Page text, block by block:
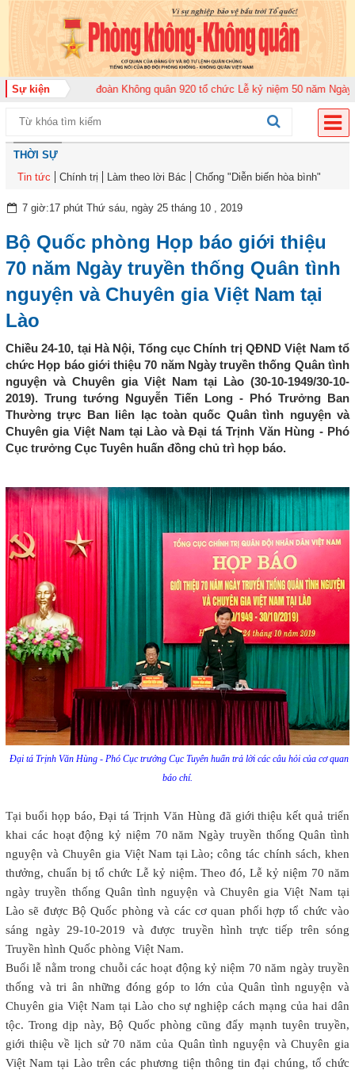
Sự kiện
2026 Trung đoàn Không quân 920 tổ chức Lễ kỷ niệm 50 năm Ngày
THỜI SỰ
Tin tức
Chính trị Làm theo lời Bác Chống "Diễn biến hòa bình"
7 giờ:17 phút Thứ sáu, ngày 25 tháng 10 , 2019
Bộ Quốc phòng Họp báo giới thiệu
70 năm Ngày truyền thống Quân tình
nguyện và Chuyên gia Việt Nam tại
Lào
Chiều 24-10, tại Hà Nội, Tổng cục Chính trị QĐND Việt Nam tổ
chức Họp báo giới thiệu 70 năm Ngày truyền thống Quân tình
nguyện và Chuyên gia Việt Nam tại Lào (30-10-1949/30-10-
2019). Trung tướng Nguyễn Tiến Long - Phó Trưởng Ban
Thường trực Ban liên lạc toàn quốc Quân tình nguyện và
Chuyên gia Việt Nam tại Lào và Đại tá Trịnh Văn Hùng - Phó
Cục trưởng Cục Tuyên huấn đồng chủ trì họp báo.
Đại tá Trịnh Văn Hùng - Phó Cục trưởng Cục Tuyên huấn trả lời các câu hỏi của cơ quan
báo chí.
Tại buổi họp báo, Đại tá Trịnh Văn Hùng đã giới thiệu kết quả triển
khai các hoạt động kỷ niệm 70 năm Ngày truyền thống Quân tình
nguyện và Chuyên gia Việt Nam tại Lào; công tác chính sách, khen
thưởng, chuẩn bị tổ chức Lễ kỷ niệm. Theo đó, Lễ kỷ niệm 70 năm
ngày truyền thống Quân tình nguyện và Chuyên gia Việt Nam tại
Lào sẽ được Bộ Quốc phòng và các cơ quan phối hợp tổ chức vào
sáng ngày 29-10-2019 và được truyền hình trực tiếp trên sóng
Truyền hình Quốc phòng Việt Nam.
Buổi lễ nằm trong chuỗi các hoạt động kỷ niệm 70 năm ngày truyền
thống và tri ân những đóng góp to lớn của Quân tình nguyện và
Chuyên gia Việt Nam tại Lào cho sự nghiệp cách mạng của hai dân
tộc. Trong dịp này, Bộ Quốc phòng cũng đẩy mạnh tuyên truyền,
giới thiệu về lịch sử 70 năm của Quân tình nguyện và Chuyên gia
Việt Nam tại Lào trên các phương tiện thông tin đại chúng, tổ chức